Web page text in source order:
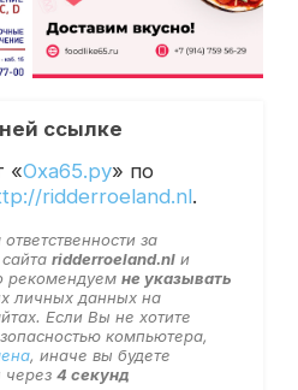
ссылке
«Оха65.ру» по
ridderroeland.nl.
за
ridderroeland.nlи
рекомендуем не указывать
личных данных на
Если Вы не хотите
компьютера,
, иначе вы будете
3секунд